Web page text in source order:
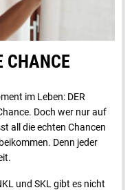
CHANCE
im Leben: DER
Doch wer nur auf
all die echten Chancen
Denn jeder
und SKL gibt es nicht